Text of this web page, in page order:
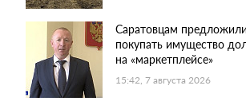
Саратовцам предложили
покупать имущество
на «маркетплейсе»
15:42, 7 августа 2026